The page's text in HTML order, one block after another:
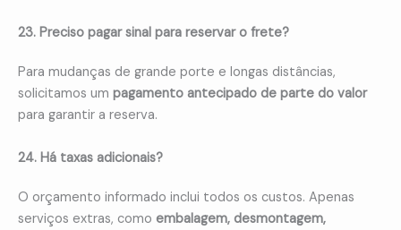
23. Preciso pagar sinal para reservar o frete?
Para mudanças de grande porte e longas distâncias,
solicitamos um pagamento antecipado de parte do valor
para garantir a reserva.
24. Há taxas adicionais?
O orçamento informado inclui todos os custos. Apenas
serviços extras, como embalagem, desmontagem,